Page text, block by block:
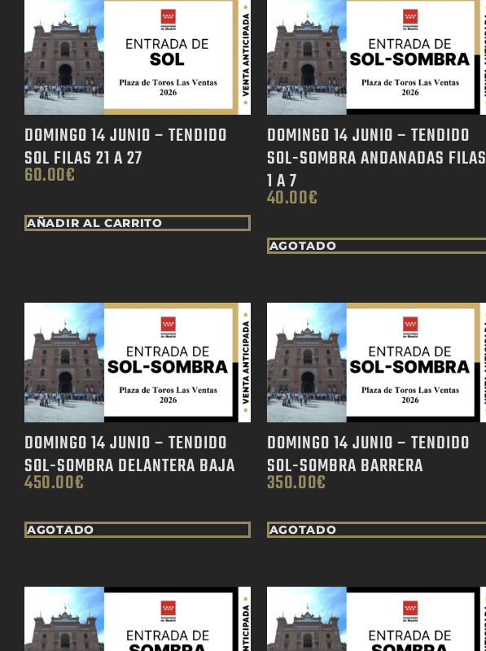
DOMINGO 14 JUNIO – TENDIDO
SOL FILAS 21 A 27
60.00€
AÑADIR AL CARRITO
DOMINGO 14 JUNIO – TENDIDO
SOL-SOMBRA ANDANADAS FILAS
1 A 7
40.00€
AGOTADO
DOMINGO 14 JUNIO – TENDIDO
SOL-SOMBRA DELANTERA BAJA
450.00€
AGOTADO
DOMINGO 14 JUNIO – TENDIDO
SOL-SOMBRA BARRERA
350.00€
AGOTADO